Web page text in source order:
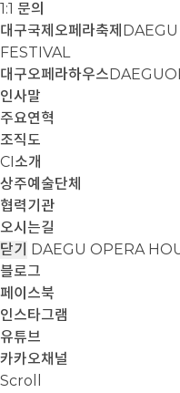
1:1 문의
대구국제오페라축제
FESTIVAL
대구오페라하우스
인사말
주요연혁
조직도
CI소개
상주예술단체
협력기관
오시는길
닫기 DAEGU OPERA
블로그
페이스북
인스타그램
유튜브
카카오채널
Scroll